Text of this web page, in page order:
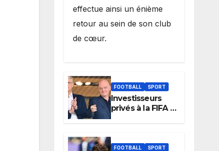
effectue ainsi un énième
retour au sein de son club
de cœur.
FOOTBALL SPORT
Investisseurs
privés à la FIFA :
Arsène Wenger,
cabinet
d’Infantino, brise
FOOTBALL SPORT